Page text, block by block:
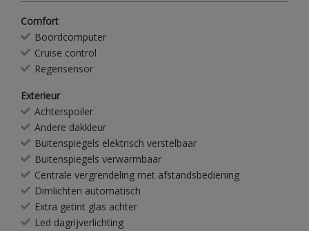
Comfort
Boordcomputer
Cruise control
Regensensor
Exterieur
Achterspoiler
Andere dakkleur
Buitenspiegels elektrisch verstelbaar
Buitenspiegels verwarmbaar
Centrale vergrendeling met afstandsbediening
Dimlichten automatisch
Extra getint glas achter
Led dagrijverlichting